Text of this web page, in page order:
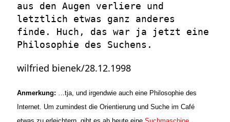
aus den Augen verliere und
letztlich etwas ganz anderes
finde. Huch, das war ja jetzt eine
Philosophie des Suchens.
wilfried bienek/28.12.1998
Anmerkung: …tja, und irgendwie auch eine Philosophie des
Internet. Um zumindest die Orientierung und Suche im Café